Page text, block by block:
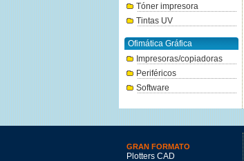
Tóner impresora
Tintas UV
Ofimática Gráfica
Impresoras/copiadoras
Periféricos
Software
GRAN FORMATO
Plotters CAD